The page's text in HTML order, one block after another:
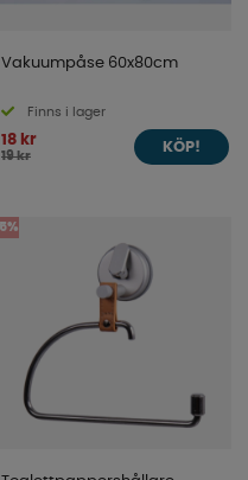
Vakuumpåse 60x80cm
Finns i lager
18 kr
19 kr
KÖP!
5%